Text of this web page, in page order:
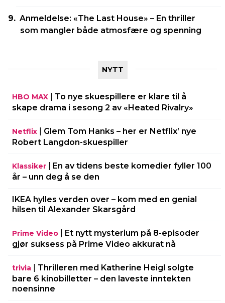
Anmeldelse: «The Last House» – En thriller
som mangler både atmosfære og spenning
NYTT
HBO MAX
To nye skuespillere er klare til å
skape drama i sesong 2 av «Heated Rivalry»
Netflix
Glem Tom Hanks – her er Netflix’ nye
Robert Langdon-skuespiller
Klassiker
En av tidens beste komedier fyller 100
år – unn deg å se den
IKEA hylles verden over – kom med en genial
hilsen til Alexander Skarsgård
Prime Video
Et nytt mysterium på 8-episoder
gjør suksess på Prime Video akkurat nå
trivia
Thrilleren med Katherine Heigl solgte
bare 6 kinobilletter – den laveste inntekten
noensinne